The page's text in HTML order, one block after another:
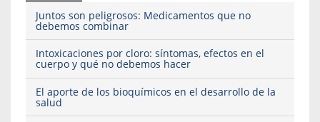
Juntos son peligrosos: Medicamentos que no
debemos combinar
Intoxicaciones por cloro: síntomas, efectos en el
cuerpo y qué no debemos hacer
El aporte de los bioquímicos en el desarrollo de la
salud